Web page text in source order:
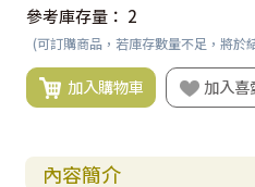
參考庫存量： 2
(可訂購商品，若庫存數量不足，將於
加入購物車 加入喜
內容簡介